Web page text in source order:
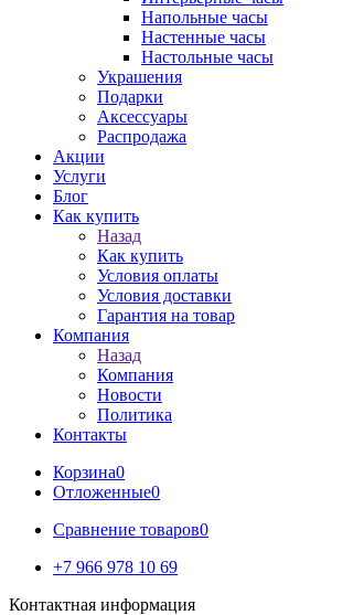
Напольные часы
Настенные часы
Настольные часы
Украшения
Подарки
Аксессуары
Распродажа
Акции
Услуги
Блог
Как купить
Назад
Как купить
Условия оплаты
Условия доставки
Гарантия на товар
Компания
Назад
Компания
Новости
Политика
Контакты
Корзина0
Отложенные0
Сравнение товаров0
+7 966 978 10 69
Контактная информация